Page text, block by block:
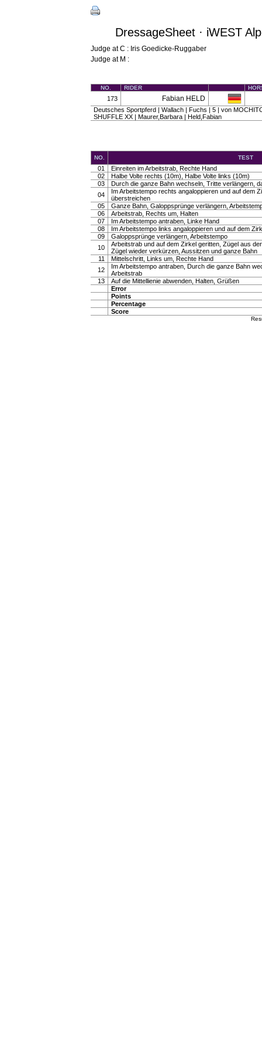
DressageSheet · iWEST
Judge at C : Iris Goedicke-Ruggaber
Judge at M :
NO. RIDER
173 Fabian HELD
Deutsches Sportpferd | Wallach | Fuchs | 5 | von
SHUFFLE XX | Maurer,Barbara | Held,Fabian
NO. TEST
01
Einreiten im Arbeitstrab, Rechte Hand
02
Halbe Volte rechts (10m), Halbe Volte links (10m)
03
Durch die ganze Bahn wechseln, Tritte verlängern,
04
Im Arbeitstempo rechts angaloppieren und auf dem
überstreichen
05
Ganze Bahn, Galoppsprünge verlängern,
06
Arbeitstrab, Rechts um, Halten
07
Im Arbeitstempo antraben, Linke Hand
08
Im Arbeitstempo links angaloppieren und auf dem
09
Galoppsprünge verlängern, Arbeitstempo
10
Arbeitstrab und auf dem Zirkel geritten, Zügel aus
Zügel wieder verkürzen, Aussitzen und ganze Bahn
11
Mittelschritt, Links um, Rechte Hand
12
Im Arbeitstempo antraben, Durch die ganze Bahn
Arbeitstrab
13
Auf die Mittellienie abwenden, Halten, Grüßen
Error
Points
Percentage
Score